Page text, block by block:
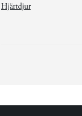
Hjärtdjur